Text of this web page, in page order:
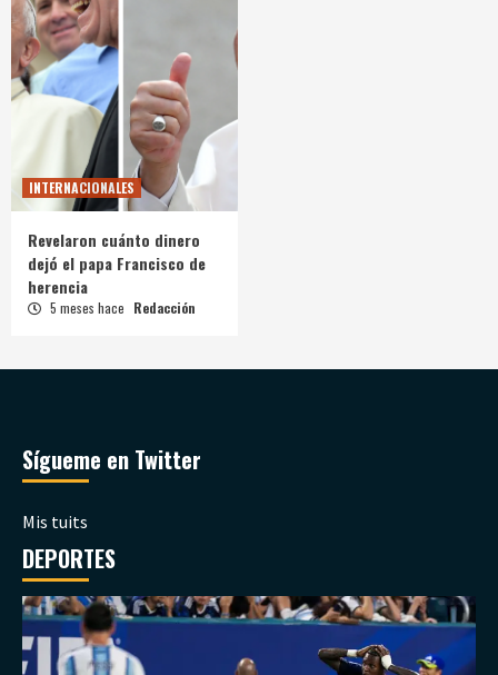
INTERNACIONALES
Revelaron cuánto dinero
dejó el papa Francisco de
herencia
5 meses hace Redacción
Sígueme en Twitter
Mis tuits
DEPORTES